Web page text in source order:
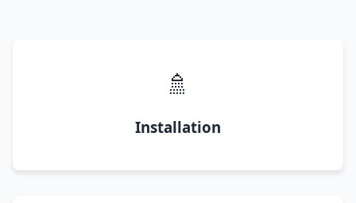
🚿
Installation